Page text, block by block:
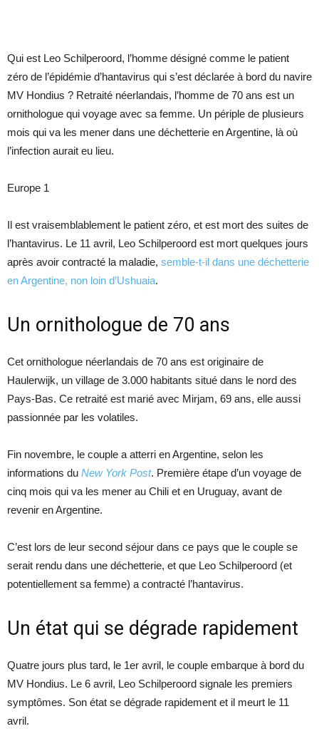
Qui est Leo Schilperoord, l’homme désigné comme le patient
zéro de l’épidémie d’hantavirus qui s’est déclarée à bord du navire
MV Hondius ? Retraité néerlandais, l’homme de 70 ans est un
ornithologue qui voyage avec sa femme. Un périple de plusieurs
mois qui va les mener dans une déchetterie en Argentine, là où
l’infection aurait eu lieu.
Europe 1
Il est vraisemblablement le patient zéro, et est mort des suites de
l’hantavirus. Le 11 avril, Leo Schilperoord est mort quelques jours
après avoir contracté la maladie, semble-t-il dans une déchetterie
en Argentine, non loin d’Ushuaia.
Un ornithologue de 70 ans
Cet ornithologue néerlandais de 70 ans est originaire de
Haulerwijk, un village de 3.000 habitants situé dans le nord des
Pays-Bas. Ce retraité est marié avec Mirjam, 69 ans, elle aussi
passionnée par les volatiles.
Fin novembre, le couple a atterri en Argentine, selon les
informations du New York Post. Première étape d’un voyage de
cinq mois qui va les mener au Chili et en Uruguay, avant de
revenir en Argentine.
C’est lors de leur second séjour dans ce pays que le couple se
serait rendu dans une déchetterie, et que Leo Schilperoord (et
potentiellement sa femme) a contracté l’hantavirus.
Un état qui se dégrade rapidement
Quatre jours plus tard, le 1er avril, le couple embarque à bord du
MV Hondius. Le 6 avril, Leo Schilperoord signale les premiers
symptômes. Son état se dégrade rapidement et il meurt le 11
avril.